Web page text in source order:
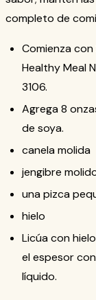
completo de
Comienza
Healthy Meal
3106.
Agrega 8
de soya.
canela molida
jengibre
una pizca
hielo
Licúa con
el espesor
líquido.